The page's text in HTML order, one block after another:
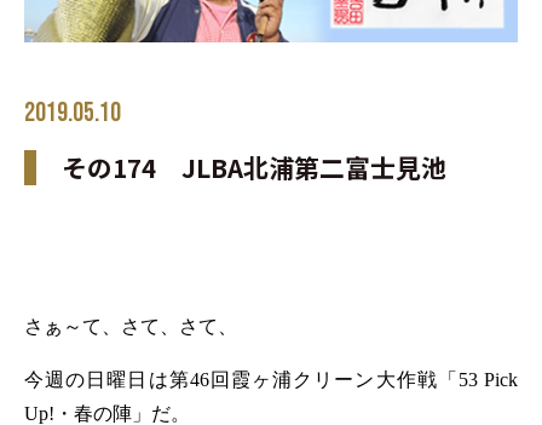
2019.05.10
その174 JLBA北浦第二富士見池
さぁ～て、さて、さて、
今週の日曜日は第46回霞ヶ浦クリーン大作戦「 53 Pick
Up! ・春の陣」だ。